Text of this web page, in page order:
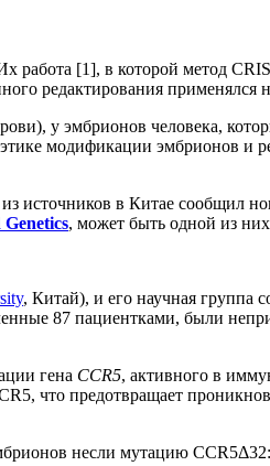
[1], в которой метод
редактирования применялся
у эмбрионов человека,
модификации эмбрионов и
источников в Китае сообщил
, может быть одной из
, Китай), и его научная группа
87 пациентками, были
гена CCR5, активного в
что предотвращает
несли мутацию CCR5Δ32: